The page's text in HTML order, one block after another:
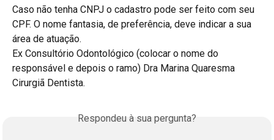
Caso não tenha CNPJ o cadastro pode ser feito com seu
CPF. O nome fantasia, de preferência, deve indicar a sua
área de atuação.
Ex Consultório Odontológico (colocar o nome do
responsável e depois o ramo) Dra Marina Quaresma
Cirurgiã Dentista.
Respondeu à sua pergunta?